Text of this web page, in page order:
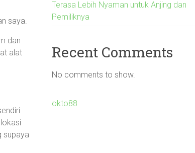
saya.
dan
alat
supaya
Terasa Lebih Nyaman untuk Anjing dan
Pemiliknya
Recent Comments
No comments to show.
okto88